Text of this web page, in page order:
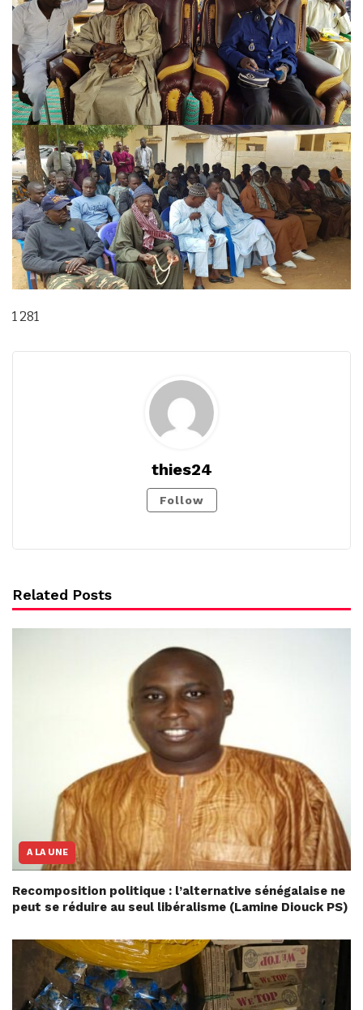
1 281
thies24
Follow
Related Posts
A LA UNE
Recomposition politique : l’alternative sénégalaise ne
peut se réduire au seul libéralisme (Lamine Diouck PS)